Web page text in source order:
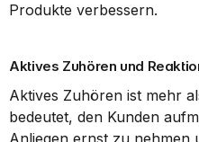
Produkte verbessern.
Aktives Zuhören und
Aktives Zuhören ist mehr
bedeutet, den Kunden
Anliegen ernst zu nehmen